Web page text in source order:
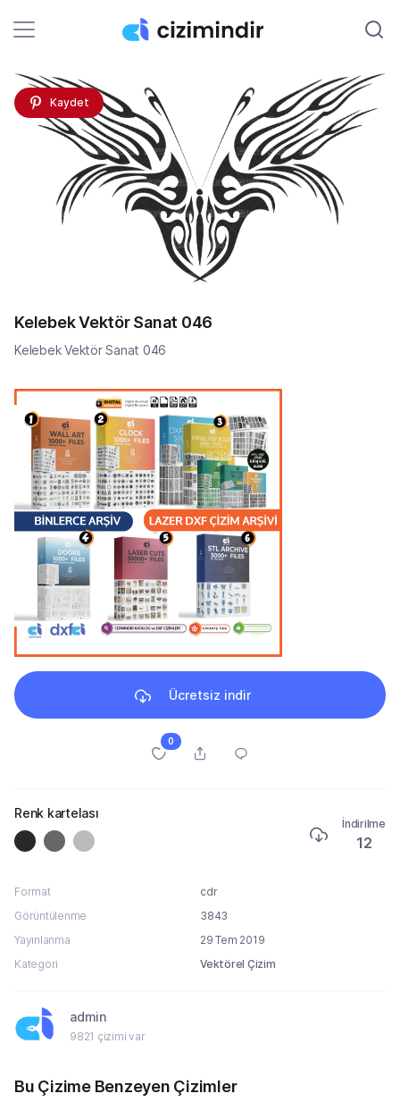
Kaydet
Kelebek Vektör Sanat 046
Kelebek Vektör Sanat 046
Ücretsiz indir
0
Renk kartelası
İndirilme
12
Format
cdr
Görüntülenme
3843
Yayınlanma
29 Tem 2019
Kategori
Vektörel Çizim
admin
9821 çizimi var
Bu Çizime Benzeyen Çizimler